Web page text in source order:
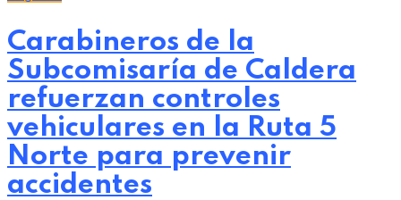
Carabineros de la
Subcomisaría de Caldera
refuerzan controles
vehiculares en la Ruta 5
Norte para prevenir
accidentes